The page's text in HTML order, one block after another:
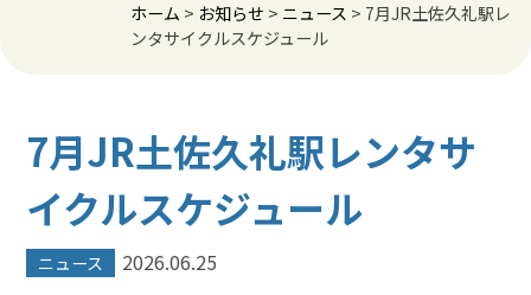
ホーム > お知らせ > ニュース > 7月JR土佐久礼駅レ
ンタサイクルスケジュール
7月JR土佐久礼駅レンタサ
イクルスケジュール
ニュース 2026.06.25